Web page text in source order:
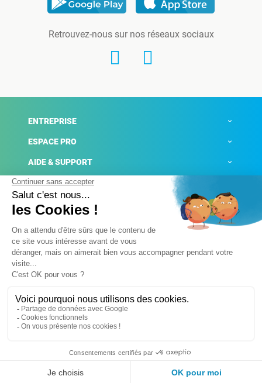
Retrouvez-nous sur nos réseaux sociaux
ENTREPRISE
ESPACE PRO
AIDE & SUPPORT
ACTUALITÉS
Mentions légales
Conditions générales de ventes
Plateforme de signalement